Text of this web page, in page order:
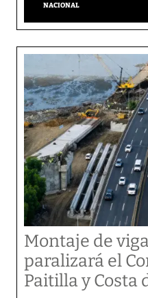
NACIONAL
Montaje de
paralizará el
Paitilla y Costa